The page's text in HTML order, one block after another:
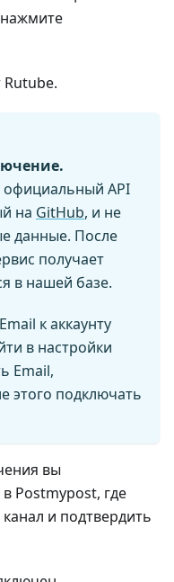
Rutube.
официальный API
на GitHub, и не
данные. После
получает
в нашей базе.
к аккаунту
в настройки
Email,
этого подключать
вы
Postmypost, где
и подтвердить